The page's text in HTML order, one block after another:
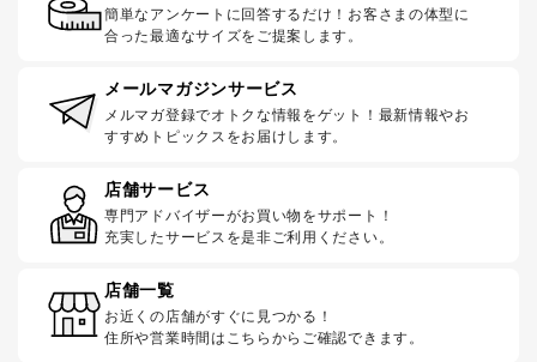
簡単なアンケートに回答するだけ！お客さまの体型に
合った最適なサイズをご提案します。
メールマガジンサービス
メルマガ登録でオトクな情報をゲット！最新情報やお
すすめトピックスをお届けします。
店舗サービス
専門アドバイザーがお買い物をサポート！
充実したサービスを是非ご利用ください。
店舗一覧
お近くの店舗がすぐに見つかる！
住所や営業時間はこちらからご確認できます。